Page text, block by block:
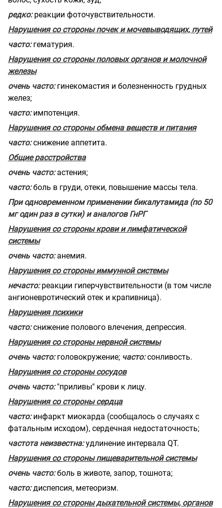
редко:реакции фоточувствительности.
Нарушения со стороны почек и мочевыводящих, путей
часто:гематурия.
Нарушения со стороны половых органов и молочной
железы
очень часто:гинекомастия и болезненность грудных
желез;
часто:импотенция.
Нарушения со стороны обмена веществ и питания
часто:снижение аппетита.
Общие расстройства
очень часто:астения;
часто:боль в груди, отеки, повышение массы тела.
При одновременном применении бикалутамида (по 50
мг один раз в сутки) и аналогов ГнРГ
Нарушения со стороны крови и лимфатической
системы
очень часто:анемия.
Нарушения со стороны иммунной системы
нечасто:реакции гиперчувствительности (в том числе
ангионевротический отек и крапивница).
Нарушения психики
часто:снижение полового влечения, депрессия.
Нарушения со стороны нервной системы
очень часто:головокружение; часто:сонливость.
Нарушения со стороны сосудов
очень часто:"приливы" крови к лицу.
Нарушения со стороны сердца
часто:инфаркт миокарда (сообщалось о случаях с
фатальным исходом), сердечная недостаточность;
частота неизвестна:удлинение интервала QT.
Нарушения со стороны пищеварительной системы
очень часто:боль в животе, запор, тошнота;
часто:диспепсия, метеоризм.
Нарушения со стороны дыхательной системы, органов